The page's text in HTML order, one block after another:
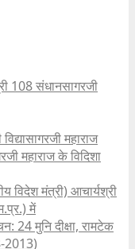
108 संधानसागरजी
महाराज
महाराज के विदिशा
विदेश मंत्री) आचार्यश्री
में
24 मुनि दीक्षा, रामटेक
2013)